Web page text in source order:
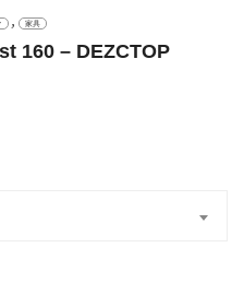
, 家具
160 – DEZCTOP